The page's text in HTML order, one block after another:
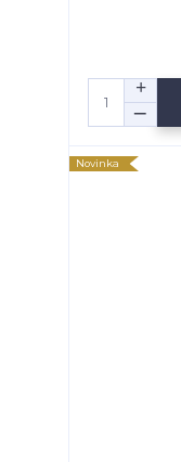
Novinka